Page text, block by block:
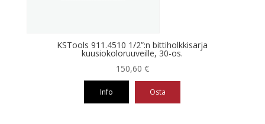
KSTools 911.4510 1/2”:n bittiholkkisarja
kuusiokoloruuveille, 30-os.
150,60 €
Info Osta